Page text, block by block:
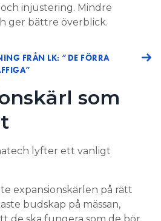
injustering. Mindre
ger bättre överblick.
FRÅN LK: ”DE FÖRRA
som
lyfter ett vanligt
expansionskärlen på rätt
budskap på mässan,